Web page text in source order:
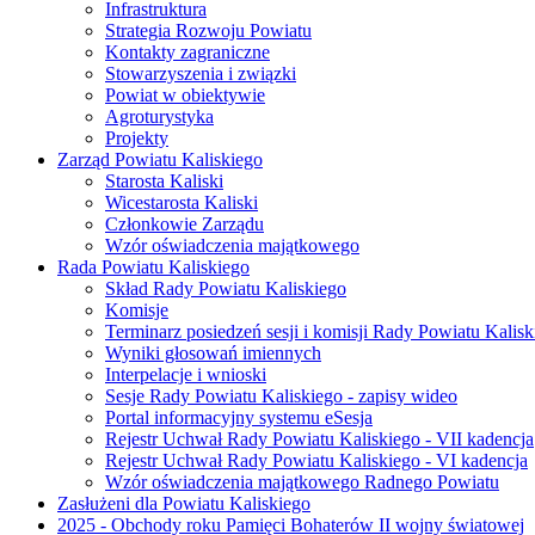
Infrastruktura
Strategia Rozwoju Powiatu
Kontakty zagraniczne
Stowarzyszenia i związki
Powiat w obiektywie
Agroturystyka
Projekty
Zarząd Powiatu Kaliskiego
Starosta Kaliski
Wicestarosta Kaliski
Członkowie Zarządu
Wzór oświadczenia majątkowego
Rada Powiatu Kaliskiego
Skład Rady Powiatu Kaliskiego
Komisje
Terminarz posiedzeń sesji i komisji Rady Powiatu
Wyniki głosowań imiennych
Interpelacje i wnioski
Sesje Rady Powiatu Kaliskiego - zapisy wideo
Portal informacyjny systemu eSesja
Rejestr Uchwał Rady Powiatu Kaliskiego - VII kadencja
Rejestr Uchwał Rady Powiatu Kaliskiego - VI kadencja
Wzór oświadczenia majątkowego Radnego Powiatu
Zasłużeni dla Powiatu Kaliskiego
2025 - Obchody roku Pamięci Bohaterów II wojny światowej